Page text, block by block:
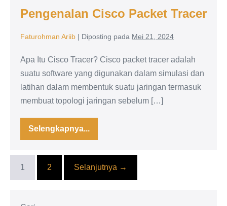
Packet
Pengenalan Cisco Packet Tracer
Faturohman Ariib | Diposting pada Mei 21, 2024
Apa Itu Cisco Tracer? Cisco packet tracer adalah
suatu software yang digunakan dalam simulasi dan
latihan dalam membentuk suatu jaringan termasuk
membuat topologi jaringan sebelum […]
Selengkapnya...
Pengenalan
Cisco
Tracer
1
2 Selanjutnya →